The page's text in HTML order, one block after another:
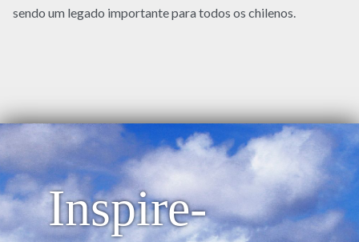
sendo um legado importante para todos os chilenos.
Inspire-